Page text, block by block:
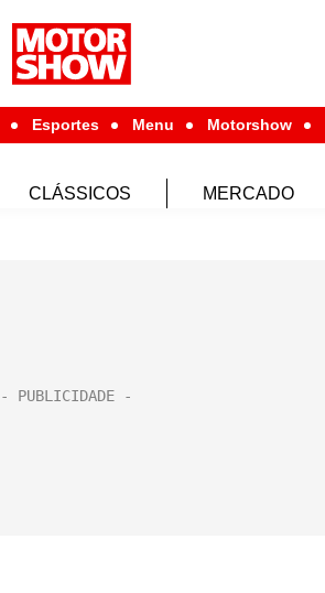
Esportes Menu Motorshow
CLÁSSICOS MERCADO